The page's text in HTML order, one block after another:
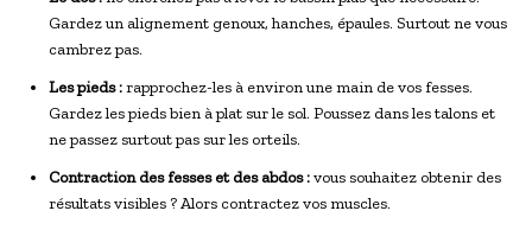
Gardez un alignement genoux, hanches, épaules. Surtout ne vous
cambrez pas.
Les pieds :rapprochez-les à environ une main de vos fesses.
Gardez les pieds bien à plat sur le sol. Poussez dans les talons et
ne passez surtout pas sur les orteils.
Contraction des fesses et des abdos :vous souhaitez obtenir des
résultats visibles ? Alors contractez vos muscles.